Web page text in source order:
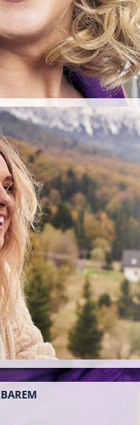
POD
na grilla;-)